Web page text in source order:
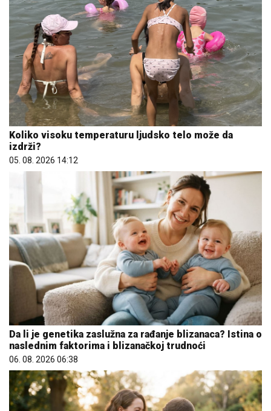
Koliko visoku temperaturu ljudsko telo može da
izdrži?
05. 08. 2026 14:12
Da li je genetika zaslužna za rađanje blizanaca? Istina o
naslednim faktorima i blizanačkoj trudnoći
06. 08. 2026 06:38